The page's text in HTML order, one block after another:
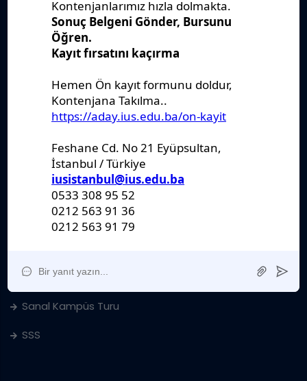
Kararlar
Politikalar
Formlar
Denklik
Ders Katalogları
Kurumsal
IUS'ta Kariyer
Sanal Kampüs Turu
SSS